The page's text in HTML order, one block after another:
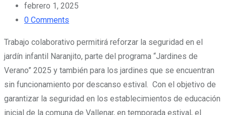
febrero 1, 2025
0 Comments
Trabajo colaborativo permitirá reforzar la seguridad en el
jardín infantil Naranjito, parte del programa “Jardines de
Verano” 2025 y también para los jardines que se encuentran
sin funcionamiento por descanso estival. Con el objetivo de
garantizar la seguridad en los establecimientos de educación
inicial de la comuna de Vallenar, en temporada estival, el